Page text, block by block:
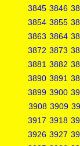
3845 3846
3854 3855
3863 3864
3872 3873
3881 3882
3890 3891
3899 3900
3908 3909
3917 3918
3926 3927